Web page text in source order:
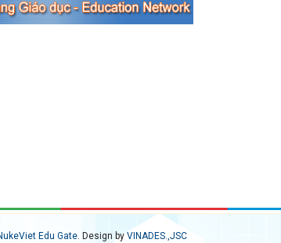
Edu Gate. Design by VINADES.,JSC